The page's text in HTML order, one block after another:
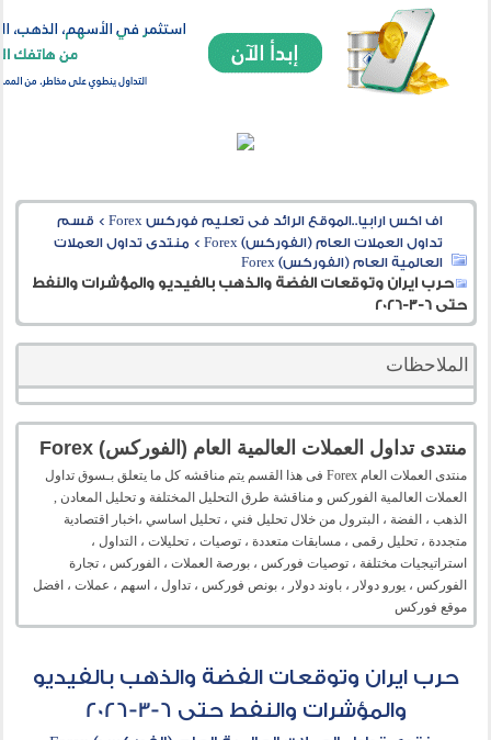
اف اكس ارابيا..الموقع الرائد فى تعليم فوركس Forex > قسم
تداول العملات العام (الفوركس) Forex
> منتدى تداول العملات
العالمية العام (الفوركس) Forex
حرب ايران وتوقعات الفضة والذهب بالفيديو والمؤشرات والنفط
حتى 6-3-2026
الملاحظات
منتدى تداول العملات العالمية العام (الفوركس) Forex
منتدى العملات العام Forex فى هذا القسم يتم مناقشه كل ما يتعلق بـسوق تداول
العملات العالمية الفوركس و مناقشة طرق التحليل المختلفة و تحليل المعادن ,
الذهب ، الفضة ، البترول من خلال تحليل فني ، تحليل اساسي ،اخبار اقتصادية
متجددة ، تحليل رقمى ، مسابقات متعددة ، توصيات ، تحليلات ، التداول ،
استراتيجيات مختلفة ، توصيات فوركس ، بورصة العملات ، الفوركس ، تجارة
الفوركس ، يورو دولار ، باوند دولار ، بونص فوركس ، تداول ، اسهم ، عملات ، افضل
موقع فوركس
حرب ايران وتوقعات الفضة والذهب بالفيديو
والمؤشرات والنفط حتى 6-3-2026